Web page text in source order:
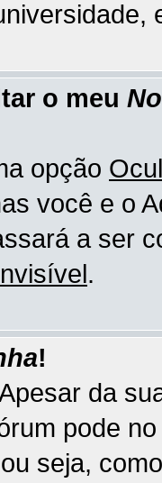
o meu
opção
você e o
a ser
.
!
da
pode
seja,